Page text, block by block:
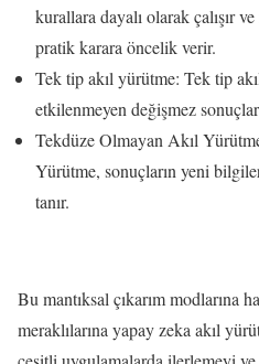
kurallara dayalı olarak çalışır
pratik karara öncelik verir.
Tek tip akıl yürütme: Tek tip
etkilenmeyen değişmez
Tekdüze Olmayan Akıl
Yürütme, sonuçların yeni
tanır.
Bu mantıksal çıkarım modlarına
meraklılarına yapay zeka akıl